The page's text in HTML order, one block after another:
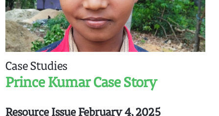
Case Studies
Prince Kumar Case Story
Resource Issue February 4, 2025